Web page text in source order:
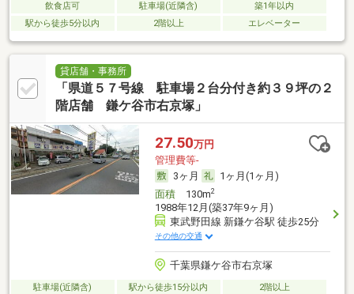
飲食店可 駐車場(近隣含)
築1年以内
駅から徒歩5分以内
2階以上 エレベーター
貸店舗・事務所
「県道５７号線 駐車場２台分付き約３９坪の２
階店舗 鎌ケ谷市右京塚」
27.50万円
管理費等-
3ヶ月
1ヶ月(1ヶ月)
面積130m2
1988年12月(築37年9ヶ月)
東武野田線 新鎌ケ谷駅 徒歩25分
その他の交通
千葉県鎌ケ谷市右京塚
駐車場(近隣含) 駅から徒歩15分以内 2階以上